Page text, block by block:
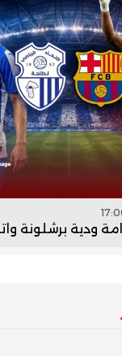
ودية برشلونة